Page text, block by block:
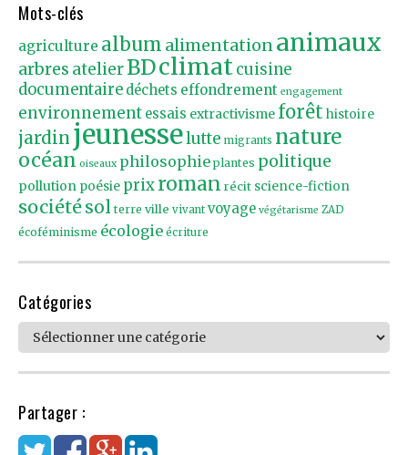
Mots-clés
agriculture album alimentationanimaux
arbres atelierBDclimatcuisine
documentaire déchets effondrement engagement
environnement essais extractivisme forêthistoire
jardin jeunesselutte migrants nature
océan oiseaux philosophie plantes politique
pollution poésie prixroman récit science-fiction
sociétésol terre ville vivant voyage végétarisme ZAD
écoféminisme écologie écriture
Catégories
Catégories
Partager :